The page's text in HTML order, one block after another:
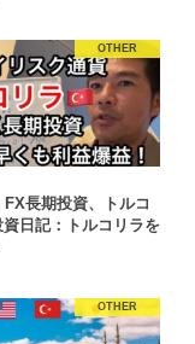
OTHER
FX長期投資、トルコ
資日記：トルコリラを
OTHER